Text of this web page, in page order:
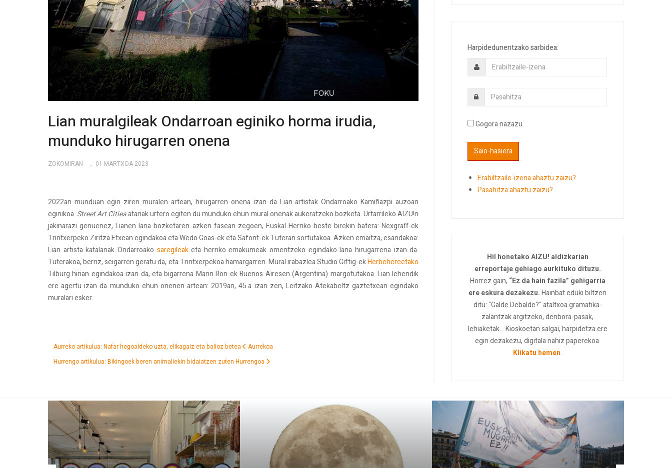
Lian muralgileak Ondarroan eginiko horma irudia,
munduko hirugarren onena
ZOKOMIRAN 01 MARTXOA 2023
2022an munduan egin ziren muralen artean, hirugarren onena izan da Lian artistak Ondarroako Kamiñazpi auzoan
eginikoa. Street Art Citiesatariak urtero egiten du munduko ehun mural onenak aukeratzeko bozketa. Urtarrileko AIZU!n
jakinarazi genuenez, Lianen lana bozketaren azken fasean zegoen, Euskal Herriko beste birekin batera: Nexgraff-ek
Trintxerpeko Ziritza Etxean egindakoa eta Wedo Goas-ek eta Safont-ek Tuteran sortutakoa. Azken emaitza, esandakoa:
Lian artista katalanak Ondarroako saregileaketa herriko emakumeak omentzeko egindako lana hirugarrena izan da.
Tuterakoa, berriz, seigarren geratu da, eta Trintxerpekoa hamargarren. Mural irabazlea Studio Giftig-ekHerbehereetako
Tilburg hirian egindakoa izan da, eta bigarrena Marin Ron-ek Buenos Airesen (Argentina) margotutakoa. Lian lehendik
ere agertu izan da munduko ehun onenen artean: 2019an, 45.a izan zen, Leitzako Atekabeltz gaztetxean egindako
muralari esker.
Aurreko artikulua: Nafar hegoaldeko uzta, elikagaiz eta balioz betea
Aurrekoa
Hurrengo artikulua: Bikingoek beren animaliekin bidaiatzen zuten Hurrengoa
Harpidedunentzako sarbidea:
Gogora nazazu
Erabiltzaile-izena ahaztu zaizu?
Pasahitza ahaztu zaizu?
Hil honetako AIZU! aldizkarian
erreportaje gehiago aurkituko dituzu.
Horrez gain, “Ez da hain fazila” gehigarria
ere eskura dezakezu.Hainbat eduki biltzen
ditu: "Galde Debalde?" ataltxoa gramatika-
zalantzak argitzeko, denbora-pasak,
lehiaketak... Kioskoetan salgai, harpidetza ere
egin dezakezu, digitala nahiz paperekoa.
Klikatu hemen.